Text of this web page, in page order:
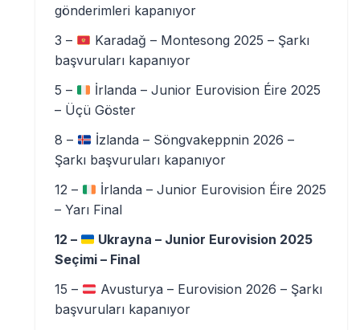
gönderimleri kapanıyor
3 –
Karadağ – Montesong 2025 – Şarkı
başvuruları kapanıyor
5 –
İrlanda – Junior Eurovision Éire 2025
– Üçü Göster
8 –
İzlanda – Söngvakeppnin 2026 –
Şarkı başvuruları kapanıyor
12 –
İrlanda – Junior Eurovision Éire 2025
– Yarı Final
12 –
Ukrayna – Junior Eurovision 2025
Seçimi – Final
15 –
Avusturya – Eurovision 2026 – Şarkı
başvuruları kapanıyor